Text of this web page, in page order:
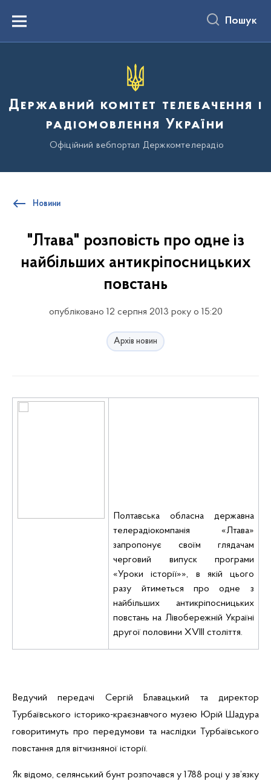
вмістуMenu Пошук
Державний комітет телебачення і
радіомовлення України
Офіційний вебпортал Держкомтелерадіо
Новини
"Лтава" розповість про одне із
найбільших антикріпосницьких
повстань
опубліковано 12 серпня 2013 року о 15:20
Архів новин
Полтавська обласна державна
телерадіокомпанія «Лтава»
запропонує своїм глядачам
черговий випуск програми
«Уроки історії»», в якій цього
разу йтиметься про одне з
найбільших антикріпосницьких
повстань на Лівобережній Україні
другої половини ХV ІІІ століття.
Ведучий передачі Сергій Блавацький та директор
Турбаївського історико-краєзнавчого музею Юрій Шадура
говоритимуть про передумови та наслідки
Турбаївського
повстання для вітчизняної історії.
Як відомо, селянський бунт розпочався у 1788 році у зв’язку